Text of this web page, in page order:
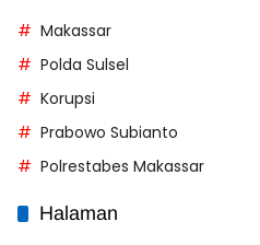
Makassar
Polda Sulsel
Korupsi
Prabowo Subianto
Polrestabes Makassar
Halaman